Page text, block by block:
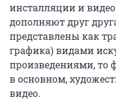
инсталляции и
дополняют друг
представлены как
графика) видами
произведениями, то
в основном,
видео.